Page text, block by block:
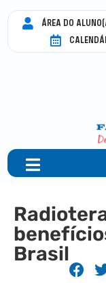
ÁREA DO
Brasil